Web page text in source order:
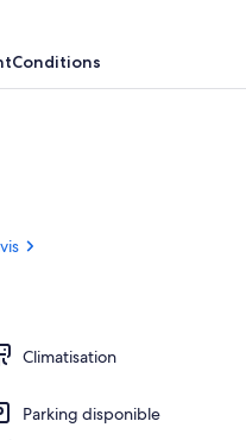
du hall
Conditions
Climatisation
Parking disponible